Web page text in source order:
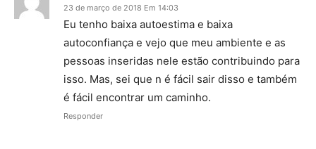
23 de março de 2018 Em 14:03
Eu tenho baixa autoestima e baixa
autoconfiança e vejo que meu ambiente e as
pessoas inseridas nele estão contribuindo para
isso. Mas, sei que n é fácil sair disso e também
é fácil encontrar um caminho.
Responder